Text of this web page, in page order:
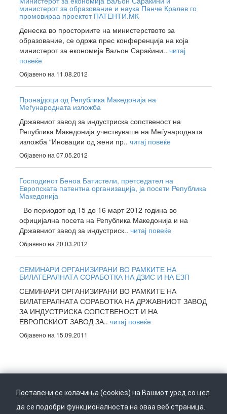
министерот за образование и наука Панче Кралев го
промовираа проектот ПАТЕНТИ.МК
Денеска во просториите на министерството за
образование, се одржа прес конференција на која
министерот за економија Ваљон Сараќини.. читај
повеќе
Објавено на 11.08.2012
Пронајдоци од Република Македонија на
Меѓународната изложба
Државниот завод за индустриска сопственост на
Република Македонија учествуваше на Меѓународната
изложба “Иновации од жени пр.. читај повеќе
Објавено на 07.05.2012
Господинот Беноа Батистели, претседател на
Европската патентна организација, ја посети Република
Македонија
официјална посета на Република Македонија и на
Државниот завод за индустриск.. читај повеќе
Објавено на 20.03.2012
СЕМИНАРИ ОРГАНИЗИРАНИ ВО РАМКИТЕ НА
БИЛАТЕРАЛНАТА СОРАБОТКА НА ДЗИС И НА ЕЗП
СЕМИНАРИ ОРГАНИЗИРАНИ ВО РАМКИТЕ НА
БИЛАТЕРАЛНАТА СОРАБОТКА НА ДРЖАВНИОТ ЗАВОД
ЗА ИНДУСТРИСКА СОПСТВЕНОСТ И НА
ЕВРОПСКИОТ ЗАВОД ЗА.. читај повеќе
Објавено на 15.09.2011
Поставени се колачиња (cookies) на Вашиот уред со цел
да се подобри функционалноста на оваа веб страница.